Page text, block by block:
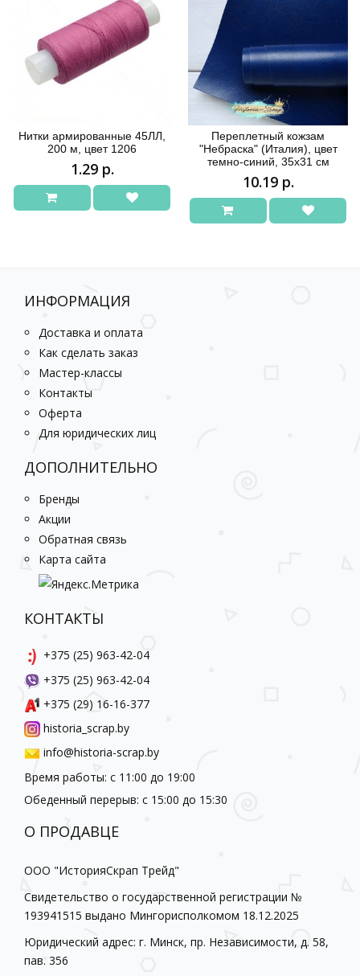
Нитки армированные 45ЛЛ,
200 м, цвет 1206
1.29 р.
Переплетный кожзам
"Небраска" (Италия), цвет
темно-синий, 35х31 см
10.19 р.
ИНФОРМАЦИЯ
Доставка и оплата
Как сделать заказ
Мастер-классы
Контакты
Оферта
Для юридических лиц
ДОПОЛНИТЕЛЬНО
Бренды
Акции
Обратная связь
Карта сайта
КОНТАКТЫ
+375 (25) 963-42-04
+375 (25) 963-42-04
+375 (29) 16-16-377
historia_scrap.by
info@historia-scrap.by
Время работы: с 11:00 до 19:00
Обеденный перерыв: с 15:00 до 15:30
О ПРОДАВЦЕ
ООО "ИсторияСкрап Трейд"
Свидетельство о государственной регистрации №
193941515 выдано Мингорисполкомом 18.12.2025
Юридический адрес: г. Минск, пр. Независимости, д. 58,
пав. 356